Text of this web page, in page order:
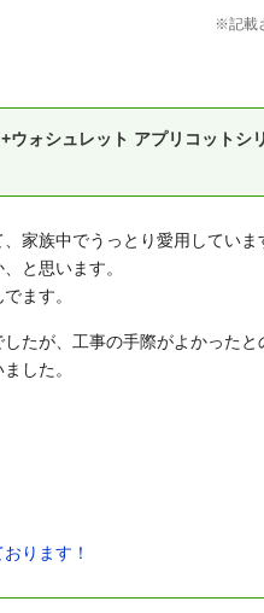
※記載
ォシュレット アプリコットシ
家族中でうっとり愛用していま
と思います。
ます。
たが、工事の手際がよかった
した。
ります！